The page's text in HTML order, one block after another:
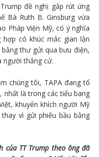
đề nghị gấp rút ứng
Bà Ruth B. Ginsburg vừa
Pháp Viện Mỹ, có ý nghĩa
có khúc mắc gian lận
thư gửi qua bưu điện,
người thắng cử.
chúng tôi, TAPA đang tổ
nhất là trong các tiểu bang
khuyến khích người Mỹ
vì gửi phiếu bầu bằng
của TT Trump theo ông đã